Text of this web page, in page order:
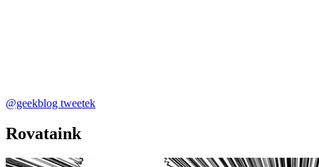
@geekblog tweetek
Rovataink